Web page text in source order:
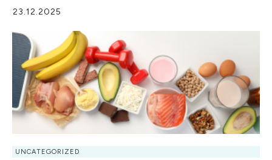
23.12.2025
UNCATEGORIZED